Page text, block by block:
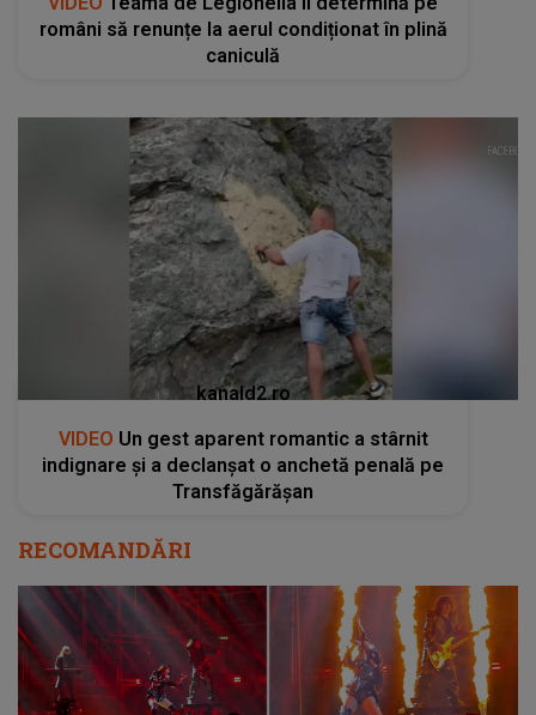
români să renunțe la aerul condiționat în plină
caniculă
kanald2.ro
VIDEO Un gest aparent romantic a stârnit
indignare și a declanșat o anchetă penală pe
Transfăgărășan
RECOMANDĂRI